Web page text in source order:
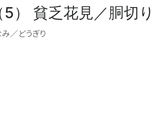
） 貧乏花見／胴切り
み／どうぎり